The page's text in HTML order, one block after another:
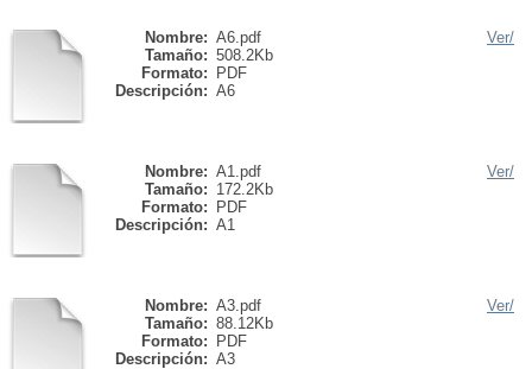
Nombre: A6.pdf
Tamaño: 508.2Kb
Formato:
PDF
Descripción: A6
Ver/
Nombre: A1.pdf
Tamaño: 172.2Kb
Formato:
PDF
Descripción: A1
Ver/
Nombre: A3.pdf
Tamaño: 88.12Kb
Formato:
PDF
Descripción: A3
Ver/